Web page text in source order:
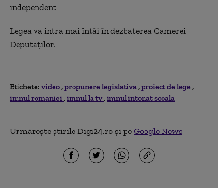
independent
Legea va intra mai întâi în dezbaterea Camerei
Deputaţilor.
Etichete: video propunere legislativa proiect de lege
imnul romaniei imnul la tv imnul intonat scoala
Urmărește știrile Digi24.ro și peGoogle News